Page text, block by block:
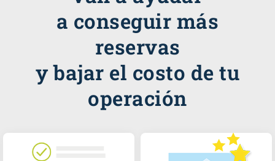
a conseguir más
reservas
y bajar el costo de tu
operación